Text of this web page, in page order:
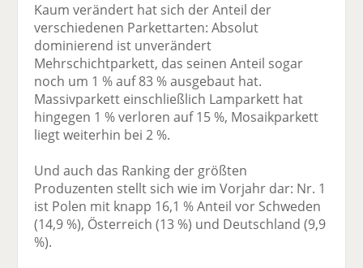
Kaum verändert hat sich der Anteil der
verschiedenen Parkettarten: Absolut
dominierend ist unverändert
Mehrschichtparkett, das seinen Anteil sogar
noch um 1 % auf 83 % ausgebaut hat.
Massivparkett einschließlich Lamparkett hat
hingegen 1 % verloren auf 15 %, Mosaikparkett
liegt weiterhin bei 2 %.
Und auch das Ranking der größten
Produzenten stellt sich wie im Vorjahr dar: Nr. 1
ist Polen mit knapp 16,1 % Anteil vor Schweden
(14,9 %), Österreich (13 %) und Deutschland (9,9
%).